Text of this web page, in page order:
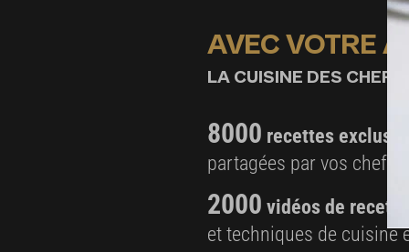
Ragoût de cocos
450 g de cocos
60 g de carottes
2 gousses d’ail
50 g de beurre d’escargot
2 cl d’huile d’olive pour assaisonnement
AVEC VOTRE
LA CUISINE DES
8000 recettes
partagées par vos chefs
2000 vidéos de recettes
et techniques de cuisine